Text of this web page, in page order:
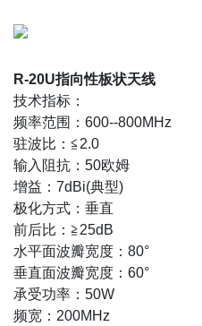
R-20U指向性板状天线
技术指标：
频率范围：600--800MHz
驻波比：≦2.0
输入阻抗：50欧姆
增益：7dBi(典型)
极化方式：垂直
前后比：≧25dB
水平面波瓣宽度：80°
垂直面波瓣宽度：60°
承受功率：50W
频宽：200MHz